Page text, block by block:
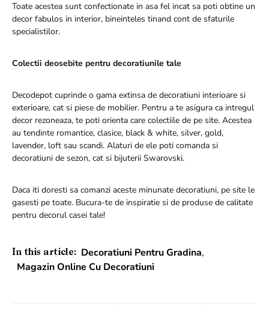
Toate acestea sunt confectionate in asa fel incat sa poti obtine un
decor fabulos in interior, bineinteles tinand cont de sfaturile
specialistilor.
Colectii deosebite pentru decoratiunile tale
Decodepot cuprinde o gama extinsa de decoratiuni interioare si
exterioare, cat si piese de mobilier. Pentru a te asigura ca intregul
decor rezoneaza, te poti orienta care colectiile de pe site. Acestea
au tendinte romantice, clasice, black & white, silver, gold,
lavender, loft sau scandi. Alaturi de ele poti comanda si
decoratiuni de sezon, cat si bijuterii Swarovski.
Daca iti doresti sa comanzi aceste minunate decoratiuni, pe site le
gasesti pe toate. Bucura-te de inspiratie si de produse de calitate
pentru decorul casei tale!
In this article: Decoratiuni Pentru Gradina,
Magazin Online Cu Decoratiuni